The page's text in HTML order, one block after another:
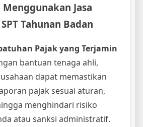
Jasa
Tahunan Badan
Pajak yang Terjamin
bantuan tenaga ahli,
dapat memastikan
pajak sesuai aturan,
menghindari risiko
atau sanksi administratif.